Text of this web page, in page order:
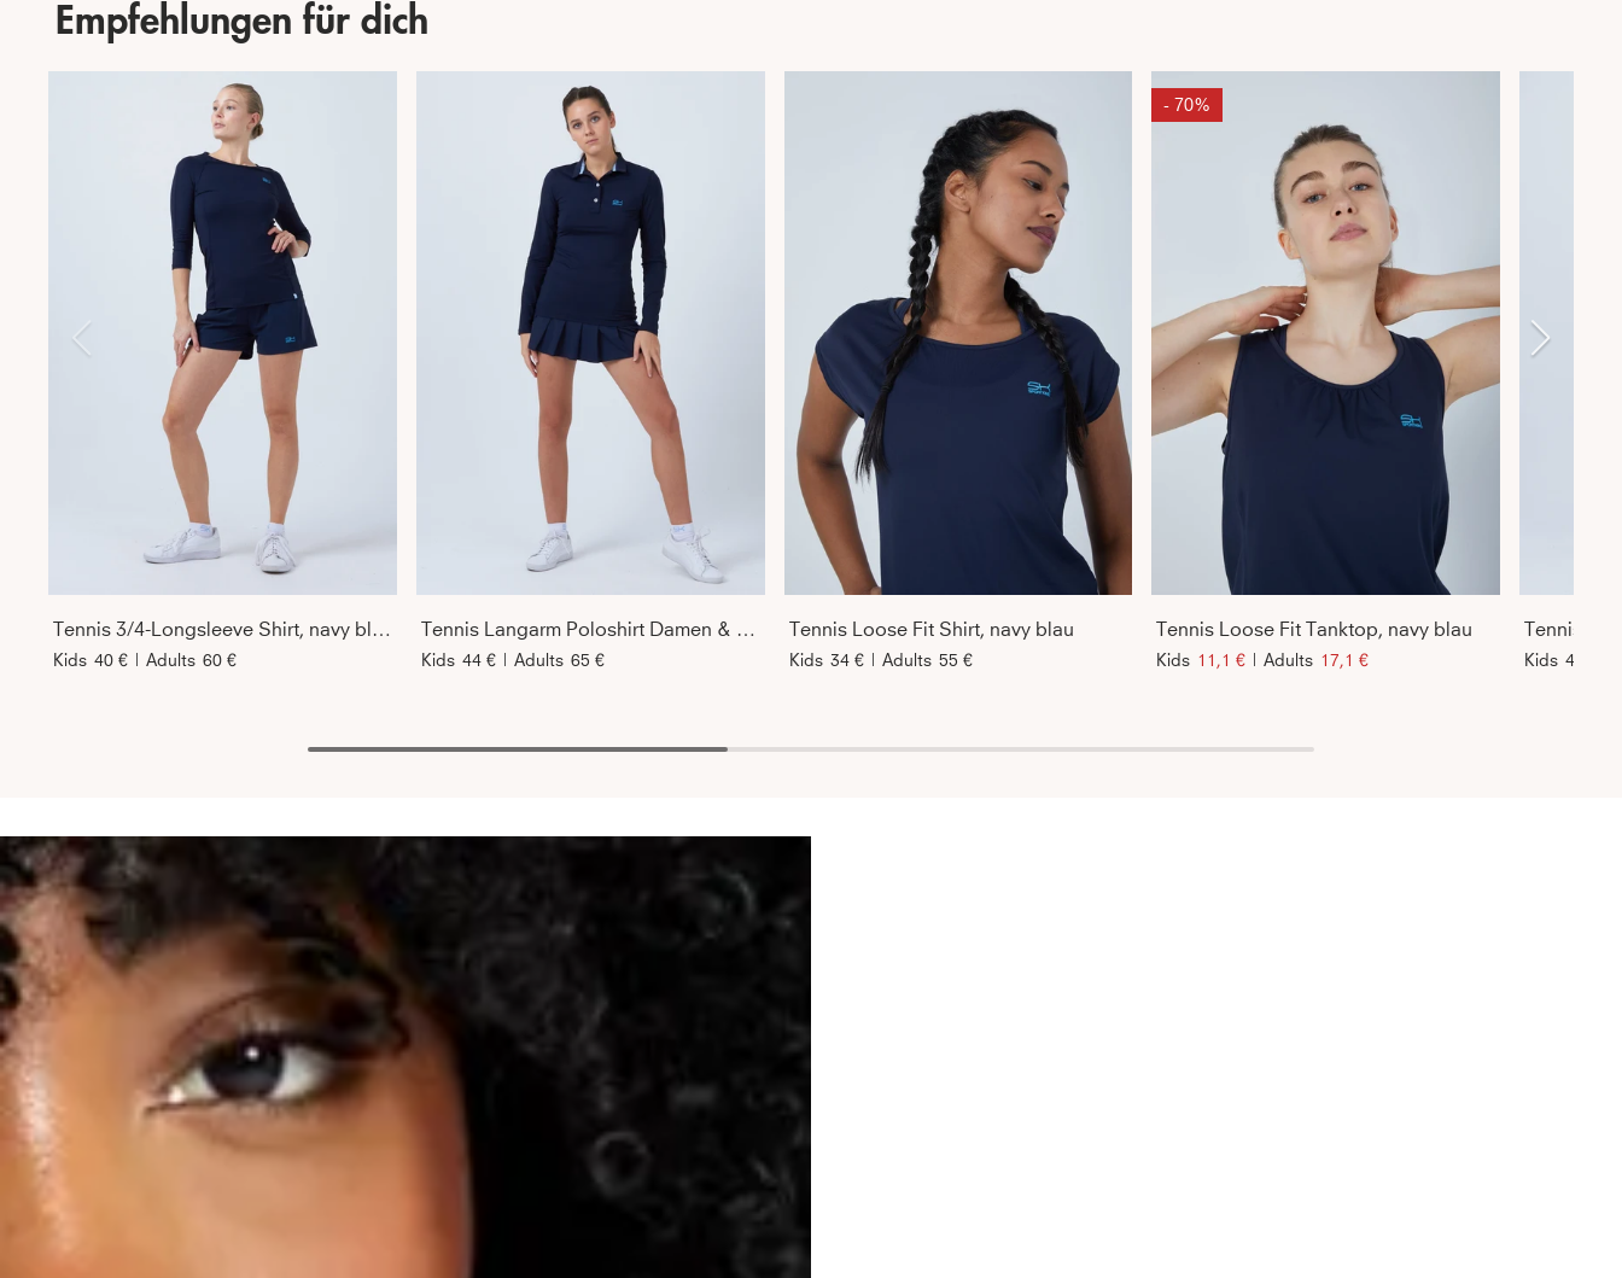
Empfehlungen für dich
Tennis 3/4-Longsleeve Shirt, navy blau
Kids 40 € | Adults 60 €
Tennis Langarm Poloshirt Damen & Mädchen, navy blau
Kids 44 € | Adults 65 €
Tennis Loose Fit Shirt, navy blau
Kids 34 € | Adults 55 €
- 70%
Tennis Loose Fit Tanktop, navy blau
Kids 11,1 € | Adults 17,1 € Kids 41 €